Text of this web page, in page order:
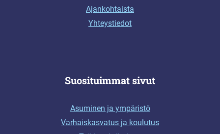
Ajankohtaista
Yhteystiedot
Suosituimmat sivut
Asuminen ja ympäristö
Varhaiskasvatus ja koulutus